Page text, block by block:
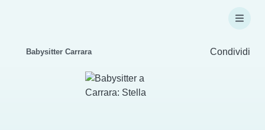
Babysitter Carrara Condividi